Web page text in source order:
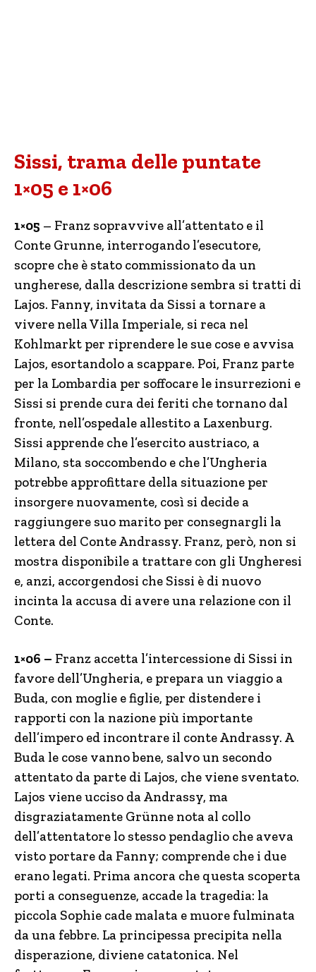
Sissi, trama delle puntate
1×05 e 1×06
1×05 – Franz sopravvive all’attentato e il
Conte Grunne, interrogando l’esecutore,
scopre che è stato commissionato da un
ungherese, dalla descrizione sembra si tratti di
Lajos. Fanny, invitata da Sissi a tornare a
vivere nella Villa Imperiale, si reca nel
Kohlmarkt per riprendere le sue cose e avvisa
Lajos, esortandolo a scappare. Poi, Franz parte
per la Lombardia per soffocare le insurrezioni e
Sissi si prende cura dei feriti che tornano dal
fronte, nell’ospedale allestito a Laxenburg.
Sissi apprende che l’esercito austriaco, a
Milano, sta soccombendo e che l’Ungheria
potrebbe approfittare della situazione per
insorgere nuovamente, così si decide a
raggiungere suo marito per consegnargli la
lettera del Conte Andrassy. Franz, però, non si
mostra disponibile a trattare con gli Ungheresi
e, anzi, accorgendosi che Sissi è di nuovo
incinta la accusa di avere una relazione con il
Conte.
1×06 – Franz accetta l’intercessione di Sissi in
favore dell’Ungheria, e prepara un viaggio a
Buda, con moglie e figlie, per distendere i
rapporti con la nazione più importante
dell’impero ed incontrare il conte Andrassy. A
Buda le cose vanno bene, salvo un secondo
attentato da parte di Lajos, che viene sventato.
Lajos viene ucciso da Andrassy, ma
disgraziatamente Grünne nota al collo
dell’attentatore lo stesso pendaglio che aveva
visto portare da Fanny; comprende che i due
erano legati. Prima ancora che questa scoperta
porti a conseguenze, accade la tragedia: la
piccola Sophie cade malata e muore fulminata
da una febbre. La principessa precipita nella
disperazione, diviene catatonica. Nel